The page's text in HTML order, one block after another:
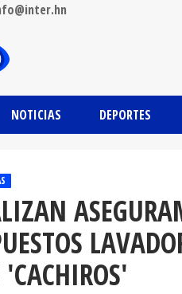
NOTICIAS DEPORTES
'CACHIROS'